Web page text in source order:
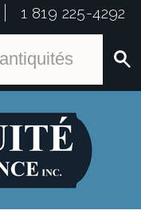
1 819 225-4292